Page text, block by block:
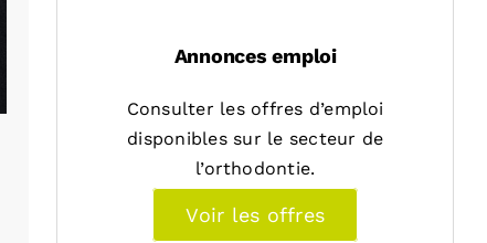
Annonces emploi
Consulter les offres d’emploi
disponibles sur le secteur de
l’orthodontie.
Voir les offres